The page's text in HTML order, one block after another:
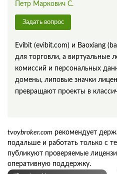
Петр Маркович С.
Задать вопрос
Evibit (evibit.com) и Baoxiang
для торговли, а виртуальные
комиссий и персональных
домены, липовые значки
превращают проекты в
tvoybroker.com рекомендует
подальше и работать только с
публикуют проверяемые
оперативную поддержку.